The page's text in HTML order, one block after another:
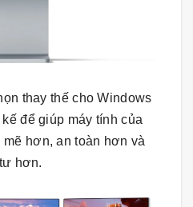
thay thế cho Windows
để giúp máy tính của
hơn, an toàn hơn và
hơn.